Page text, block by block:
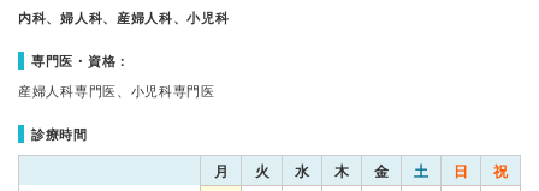
内科、婦人科、産婦人科、小児科
専門医・資格：
産婦人科専門医、小児科専門医
診療時間
月 火 水 木 金 土 日 祝